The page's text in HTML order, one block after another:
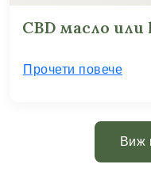
CBD масло или
Прочети повече
Виж